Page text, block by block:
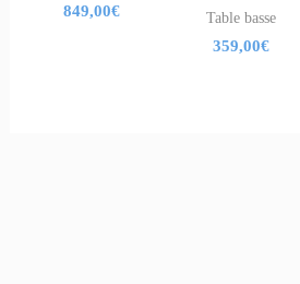
849,00€ Table basse
359,00€